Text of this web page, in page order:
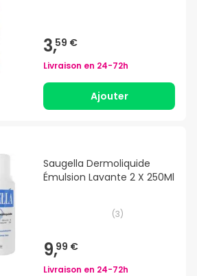
3,59 €
Livraison en 24-72h
Ajouter
Saugella Dermoliquide
Émulsion Lavante 2 X 250Ml
(3)
9,99 €
Livraison en 24-72h